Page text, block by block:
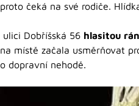
čeká na své rodiče.
Dobříšská 56 hlasitou
místě začala usměrňovat
dopravní nehodě.